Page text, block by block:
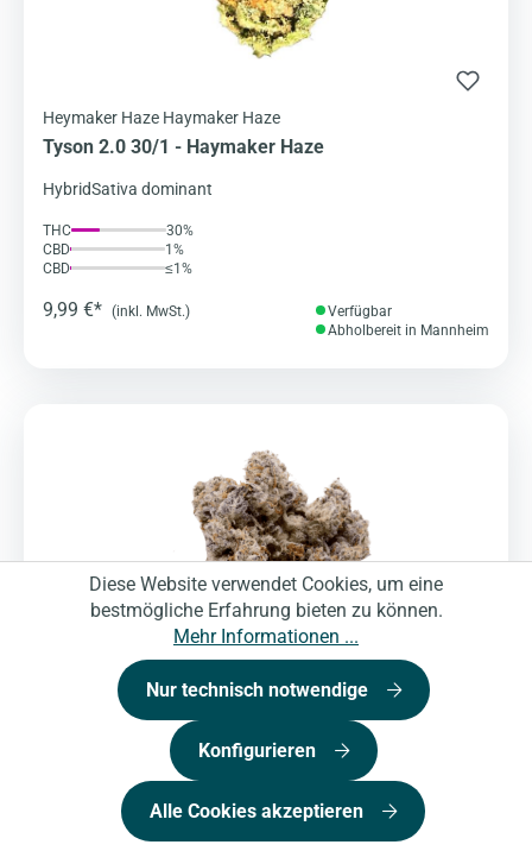
Heymaker Haze Haymaker Haze
Tyson 2.0 30/1 - Haymaker Haze
HybridSativa dominant
THC
30%
CBD
1%
CBD
≤1%
9,99 €* (inkl. MwSt.)
Verfügbar
Abholbereit in Mannheim
Diese Website verwendet Cookies, um eine
bestmögliche Erfahrung bieten zu können.
Mehr Informationen ...
Nur technisch notwendige
Konfigurieren
Alle Cookies akzeptieren